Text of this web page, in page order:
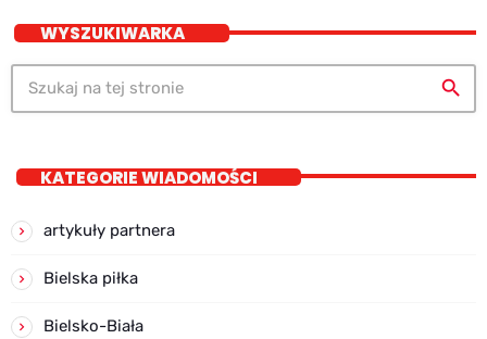
WYSZUKIWARKA
search
KATEGORIE WIADOMOŚCI
artykuły partnera
Bielska piłka
Bielsko-Biała